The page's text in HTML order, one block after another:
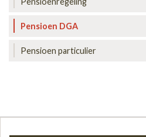
Pensioen DGA
Pensioen particulier